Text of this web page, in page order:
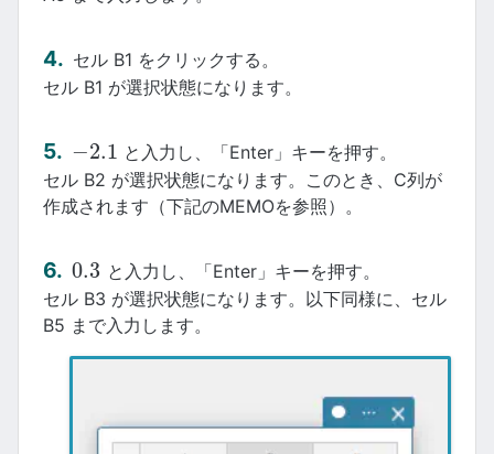
セル B1 をクリックする。
セル B1 が選択状態になります。
−2.1
−2.1
と入力し、「Enter」キーを押す。
セル B2 が選択状態になります。このとき、C列が
作成されます（下記のMEMOを参照）。
0.3
0.3 と入力し、「Enter」キーを押す。
セル B3 が選択状態になります。以下同様に、セル
B5 まで入力します。